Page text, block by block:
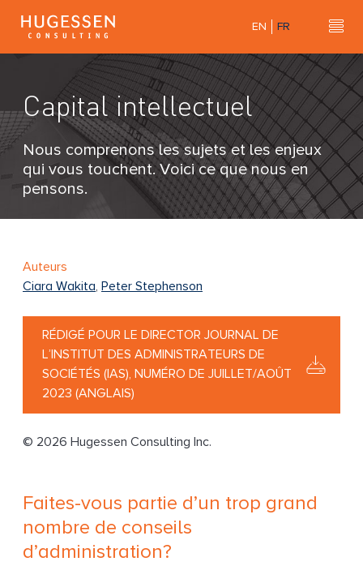
e
s
s
e
n
o
u
t
EN FR
Capital intellectuel
Nous comprenons les sujets et les enjeux
qui vous touchent. Voici ce que nous en
pensons.
Auteurs
Ciara Wakita, Peter Stephenson
RÉDIGÉ POUR LE DIRECTOR JOURNAL DE
L’INSTITUT DES ADMINISTRATEURS DE
SOCIÉTÉS (IAS), NUMÉRO DE JUILLET/AOÛT
2023 (ANGLAIS)
© 2026 Hugessen Consulting Inc.
Faites-vous partie d’un trop grand
nombre de conseils
d’administration?